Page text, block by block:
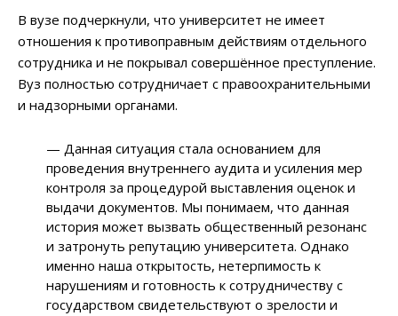
В вузе подчеркнули, что университет не имеет
отношения к противоправным действиям отдельного
сотрудника и не покрывал совершённое преступление.
Вуз полностью сотрудничает с правоохранительными
и надзорными органами.
— Данная ситуация стала основанием для
проведения внутреннего аудита и усиления мер
контроля за процедурой выставления оценок и
выдачи документов. Мы понимаем, что данная
история может вызвать общественный резонанс
и затронуть репутацию университета. Однако
именно наша открытость, нетерпимость к
нарушениям и готовность к сотрудничеству с
государством свидетельствуют о зрелости и